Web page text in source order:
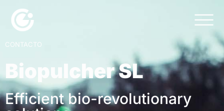
CONTACTO
Biopulcher SL
Efficient bio-revolutionary